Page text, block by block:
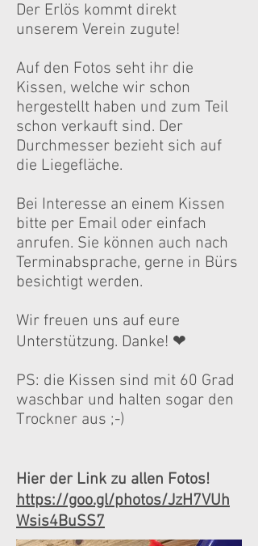
Der Erlös kommt direkt
unserem Verein zugute!
Auf den Fotos seht ihr die
Kissen, welche wir schon
hergestellt haben und zum Teil
schon verkauft sind. Der
Durchmesser bezieht sich auf
die Liegefläche.
Bei Interesse an einem Kissen
bitte per Email oder einfach
anrufen. Sie können auch nach
Terminabsprache, gerne in Bürs
besichtigt werden.
Wir freuen uns auf eure
Unterstützung. Danke! ❤
PS: die Kissen sind mit 60 Grad
waschbar und halten sogar den
Trockner aus ;-)
Hier der Link zu allen Fotos!
https://goo.gl/photos/JzH7VUh
Wsis4BuSS7